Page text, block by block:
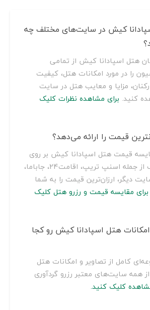
کیش در سایت‌های مختلف چه
هتل اسپادانا کیش از تمامی
را در مورد امکانات هتل، کیفیت
مزایا و معایب هتل در سایت
کنید. برای مشاهده نظرات کلیک
قیمت را ارائه می‌دهد؟
قیمت هتل اسپادانا کیش بر روی
سایت‌های مختلف از جمله اسنپ تریپ، اقامت24، جاباما،
دیگر، ارزان‌ترین قیمت را به شما
برای مقایسه قیمت و رزرو هتل کلیک
هتل اسپادانا کیش رو کجا
کامل از تصاویر و امکانات هتل
همه سایت‌های معتبر رزرو گردآوری
کلیک کنید.